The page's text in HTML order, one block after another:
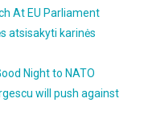
At EU Parliament
atsisakyti karinės
Night to NATO
will push against